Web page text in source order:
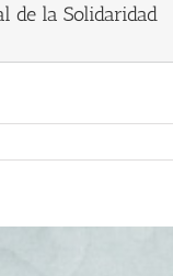
de la Solidaridad